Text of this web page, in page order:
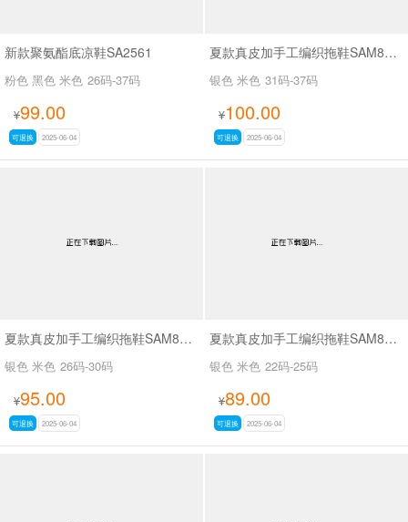
新款聚氨酯底凉鞋SA2561
粉色 黑色 米色 26码-37码
¥99.00
可退换 2025-06-04
夏款真皮加手工编织拖鞋SAM8826
银色 米色 31码-37码
¥100.00
可退换 2025-06-04
夏款真皮加手工编织拖鞋SAM8826
银色 米色 26码-30码
¥95.00
可退换 2025-06-04
夏款真皮加手工编织拖鞋SAM8826
银色 米色 22码-25码
¥89.00
可退换 2025-06-04